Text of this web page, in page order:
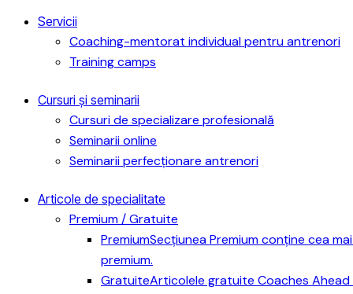
Servicii
Coaching-mentorat individual pentru antrenori
Training camps
Cursuri și seminarii
Cursuri de specializare profesională
Seminarii online
Seminarii perfecționare antrenori
Articole de specialitate
Premium / Gratuite
PremiumSecțiunea Premium conține cea
premium.
GratuiteArticolele gratuite Coaches